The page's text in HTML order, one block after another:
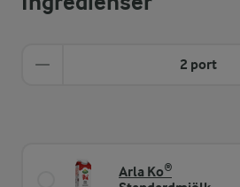
2 port
Arla Ko®